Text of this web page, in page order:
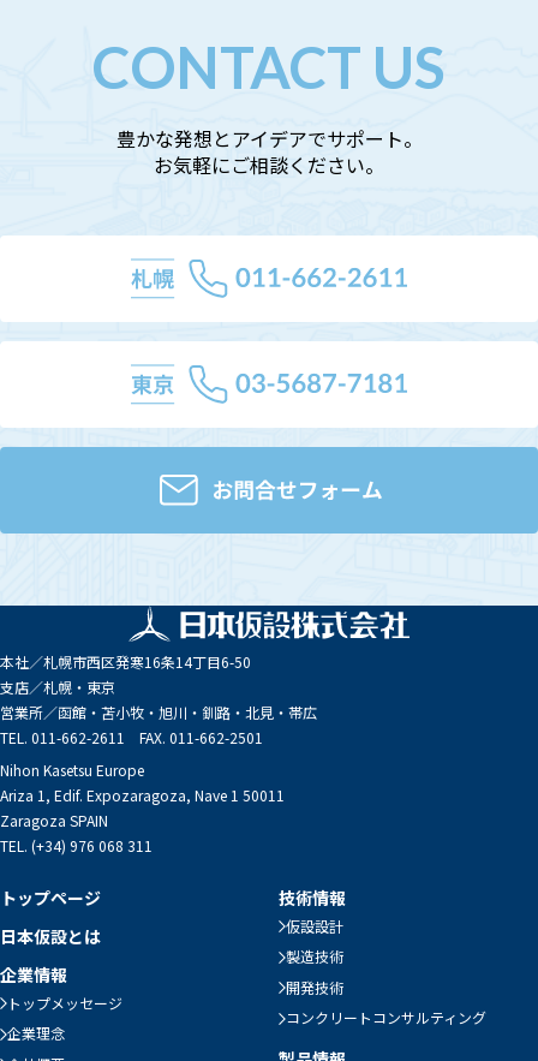
CONTACT US
豊かな発想とアイデアでサポート。
お気軽にご相談ください。
本社／札幌市西区発寒16条14丁目6-50
支店／札幌・東京
営業所／函館・苫小牧・旭川・釧路・北見・帯広
TEL. 011-662-2611 FAX. 011-662-2501
Nihon Kasetsu Europe
Ariza 1, Edif. Expozaragoza, Nave 1 50011
Zaragoza SPAIN
TEL. (+34) 976 068 311
トップページ
日本仮設とは
企業情報
トップメッセージ
企業理念
技術情報
仮設設計
製造技術
開発技術
コンクリートコンサルティング